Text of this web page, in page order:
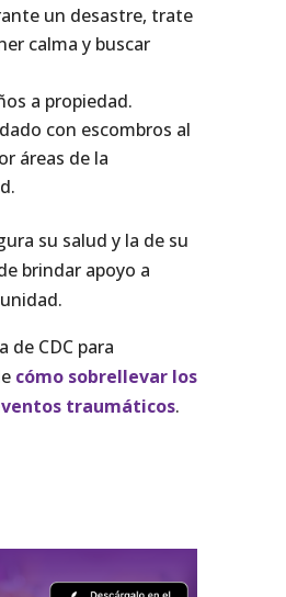
un desastre, trate
calma y buscar
a propiedad.
con escombros al
áreas de la
su salud y la de su
brindar apoyo a
de CDC para
cómo sobrellevar los
traumáticos.